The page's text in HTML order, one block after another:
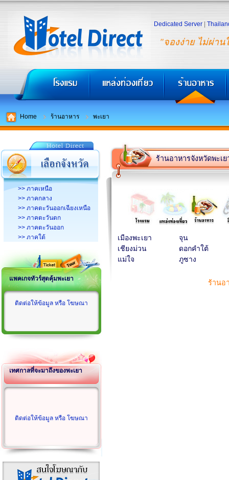
"จองง่าย ไม่ผ่าน
Dedicated Server
Home ร้านอาหาร พะเยา
>> ภาคเหนือ
>> ภาคกลาง
>> ภาคตะวันออกเฉียงเหนือ
>> ภาคตะวันตก
>> ภาคตะวันออก
>> ภาคใต้
แพคเกจทัวร์สุดคุ้มพะเยา
ติดต่อให้ข้อมูล หรือ โฆษณา
เทศกาลที่จะมาถึงของพะเยา
ติดต่อให้ข้อมูล หรือ โฆษณา
ร้านอาหารจังหวัดพะเย
เมืองพะเยา
จุน
เชียงม่วน
ดอกคำใต้
แม่ใจ
ภูซาง
ร้านอ